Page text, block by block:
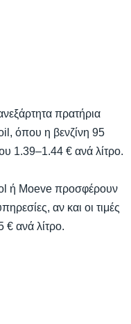
πρατήρια
όπου η βενζίνη 95
1.39–1.44 € ανά λίτρο.
ή Moeve προσφέρουν
αν και οι τιμές
€ ανά λίτρο.